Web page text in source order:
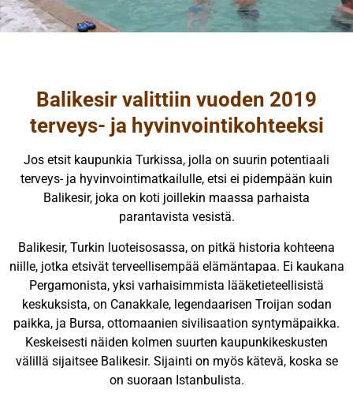
Balikesir valittiin vuoden 2019
terveys- ja hyvinvointikohteeksi
Jos etsit kaupunkia Turkissa, jolla on suurin potentiaali
terveys- ja hyvinvointimatkailulle, etsi ei pidempään kuin
Balikesir, joka on koti joillekin maassa parhaista
parantavista vesistä.
Balikesir, Turkin luoteisosassa, on pitkä historia kohteena
niille, jotka etsivät terveellisempää elämäntapaa. Ei kaukana
Pergamonista, yksi varhaisimmista lääketieteellisistä
keskuksista, on Canakkale, legendaarisen Troijan sodan
paikka, ja Bursa, ottomaanien sivilisaation syntymäpaikka.
Keskeisesti näiden kolmen suurten kaupunkikeskusten
välillä sijaitsee Balikesir. Sijainti on myös kätevä, koska se
on suoraan Istanbulista.